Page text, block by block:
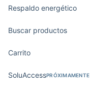
Respaldo energético
Buscar productos
Carrito
SoluAccessPRÓXIMAMENTE